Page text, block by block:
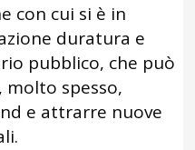
con cui si è in
duratura e
pubblico, che può
spesso,
e attrarre nuove